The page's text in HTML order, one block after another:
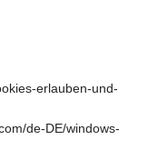
erlauben-und-
de-DE/windows-